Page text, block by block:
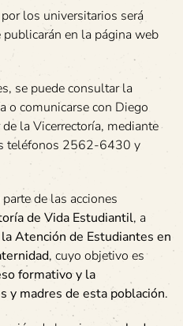
los universitarios será
en la página web
se puede consultar la
o comunicarse con Diego
la Vicerrectoría, mediante
teléfonos 2562-6430 y
de las acciones
de Vida Estudiantil, a
Atención de Estudiantes en
, cuyo objetivo es
formativo y la
y madres de esta población.